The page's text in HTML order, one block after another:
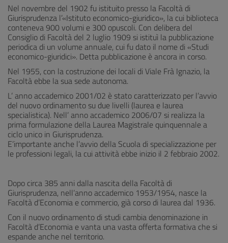
Nel novembre del 1902 fu istituito presso la Facoltà di
Giurisprudenza l’«Istituto economico-giuridico», la cui biblioteca
conteneva 900 volumi e 300 opuscoli. Con delibera del
Consiglio di Facoltà del 2 luglio 1909 si istituì la pubblicazione
periodica di un volume annuale, cui fu dato il nome di «Studi
economico-giuridici». Detta pubblicazione è ancora in corso.
Nel 1955, con la costruzione dei locali di Viale Frà Ignazio, la
Facoltà ebbe la sua sede autonoma.
L’ anno accademico 2001/02 è stato caratterizzato per l’avvio
del nuovo ordinamento su due livelli (laurea e laurea
specialistica). Nell’ anno accademico 2006/07 si realizza la
prima formulazione della Laurea Magistrale quinquennale a
ciclo unico in Giurisprudenza.
E’importante anche l’avvio della Scuola di specializzazione per
le professioni legali, la cui attività ebbe inizio il 2 febbraio 2002.
Dopo circa 385 anni dalla nascita della Facoltà di
Giurisprudenza, nell’anno accademico 1953/1954, nasce la
Facoltà d’Economia e commercio, già corso di laurea dal 1936.
Con il nuovo ordinamento di studi cambia denominazione in
Facoltà d’Economia e vanta una vasta offerta formativa che si
espande anche nel territorio.